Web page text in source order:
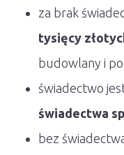
za brak
tysięcy
budowlany i
świadectwo
świadectwa
bez